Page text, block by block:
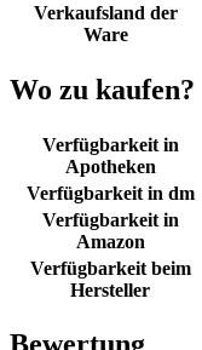
Verkaufsland der
Ware
Wo zu kaufen?
Verfügbarkeit in
Apotheken
Verfügbarkeit in dm
Verfügbarkeit in
Amazon
Verfügbarkeit beim
Hersteller